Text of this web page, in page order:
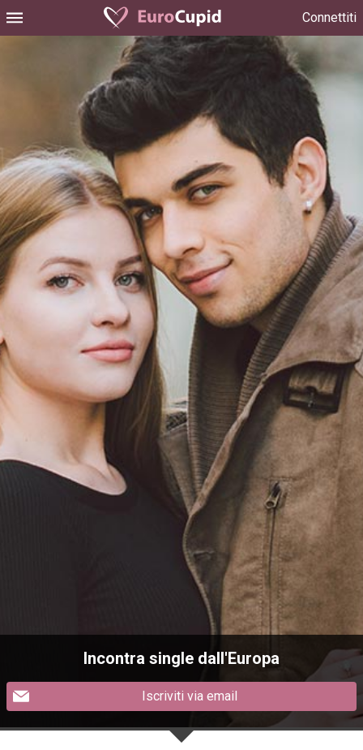
Connettiti
Incontra single dall'Europa
Iscriviti via email